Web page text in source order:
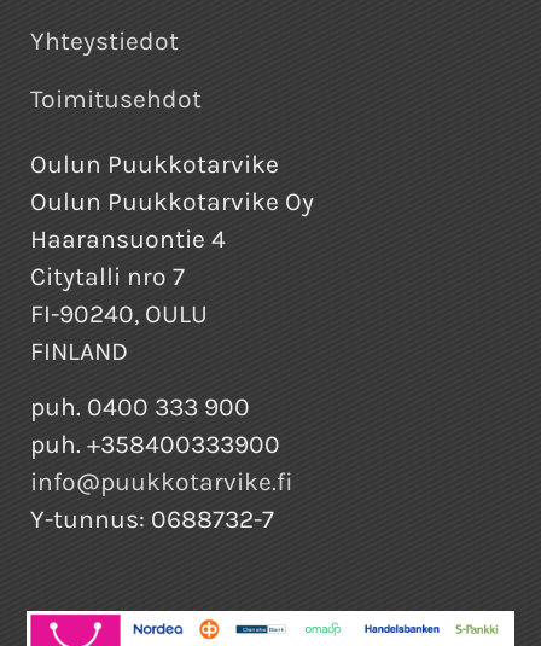
Yhteystiedot
Toimitusehdot
Oulun Puukkotarvike
Oulun Puukkotarvike Oy
Haaransuontie 4
Citytalli nro 7
FI-90240, OULU
FINLAND
puh. 0400 333 900
puh. +358400333900
info@puukkotarvike.fi
Y-tunnus: 0688732-7